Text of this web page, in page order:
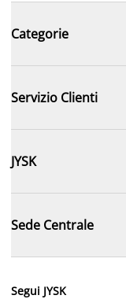
Categorie
Servizio Clienti
JYSK
Sede Centrale
Segui JYSK